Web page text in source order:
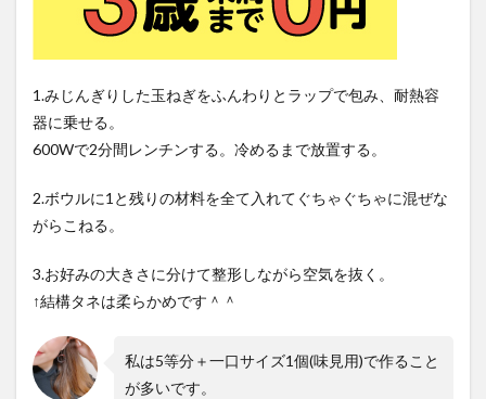
1.みじんぎりした玉ねぎをふんわりとラップで包み、耐熱容
器に乗せる。
600Wで2分間レンチンする。冷めるまで放置する。
2.ボウルに1と残りの材料を全て入れてぐちゃぐちゃに混ぜな
がらこねる。
3.お好みの大きさに分けて整形しながら空気を抜く。
↑結構タネは柔らかめです＾＾
私は5等分＋一口サイズ1個(味見用)で作ること
が多いです。